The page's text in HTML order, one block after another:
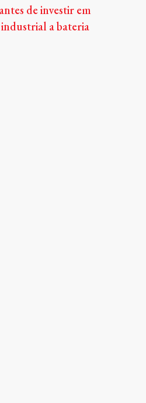
de investir em
a bateria